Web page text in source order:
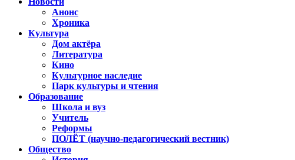
Анонс
Хроника
Культура
Дом актёра
Литература
Кино
Культурное наследие
Парк культуры и чтения
Образование
Школа и вуз
Учитель
Реформы
ПОЛЁТ (научно-педагогический вестник)
Общество